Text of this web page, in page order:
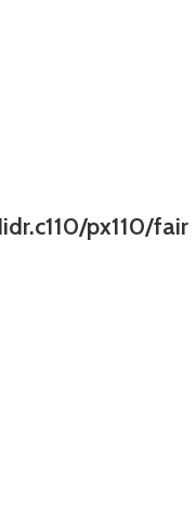
px110/fair